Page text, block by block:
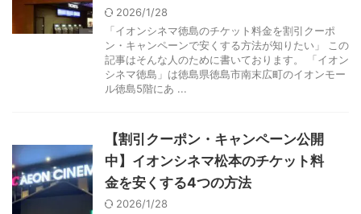
2026/1/28
「イオンシネマ徳島のチケット料金を割引クーポ
ン・キャンペーンで安くする方法が知りたい」 この
記事はそんな人のために書いております。 「イオン
シネマ徳島」は徳島県徳島市南末広町のイオンモー
ル徳島5階にあ ...
【割引クーポン・キャンペーン公開
中】イオンシネマ松本のチケット料
金を安くする4つの方法
2026/1/28